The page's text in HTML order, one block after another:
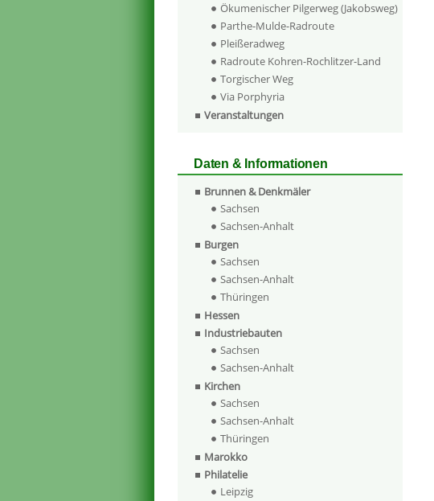
Ökumenischer Pilgerweg (Jakobsweg)
Parthe-Mulde-Radroute
Pleißeradweg
Radroute Kohren-Rochlitzer-Land
Torgischer Weg
Via Porphyria
Veranstaltungen
Daten & Informationen
Brunnen & Denkmäler
Sachsen
Sachsen-Anhalt
Burgen
Sachsen
Sachsen-Anhalt
Thüringen
Hessen
Industriebauten
Sachsen
Sachsen-Anhalt
Kirchen
Sachsen
Sachsen-Anhalt
Thüringen
Marokko
Philatelie
Leipzig